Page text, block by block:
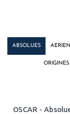
ABSOLUES
ORIGINES
OSCAR -